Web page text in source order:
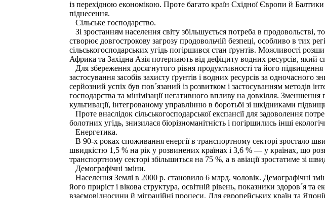
із перехідною економікою. Проте багато країн Східної Європи й
піднесення.
Сільське господарство.
Зі зростанням населення світу збільшується потреба в
створює довгострокову загрозу продовольчій безпеці, особливо в тих
сільськогосподарських угідь погіршився стан ґрунтів. Можливості
Африка та Західна Азія потерпають від дефіциту водних ресурсів, який
Для збереження досягнутого рівня продуктивності та його
застосування засобів захисту ґрунтів і водних ресурсів за
серйозний успіх був пов´язаний із розвитком і застосуванням методів
господарства та мінімізації негативного впливу на довкілля.
культивації, інтегрованому управлінню в боротьбі зі шкідниками
Проте внаслідок сільськогосподарської експансії для задоволення
болотних угідь, знизилася біорізноманітність і погіршились інші
Енергетика.
В 90-х роках споживання енергії в транспортному секторі зростало
швидкістю 1,5 % на рік у розвинених країнах і 3,6 % — у країнах, що
транспортному секторі збільшиться на 75 %, а в авіації зростатиме зі
Демографічні зміни.
Населення Землі в 2000 р. становило 6 млрд. чоловік. Демографічні
його приріст і вікова структура, освітній рівень, показники здоров´я
взаємовідносини й міграційні процеси. Для європейських країн та